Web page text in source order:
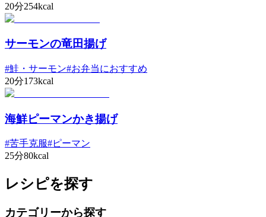
20分254kcal
サーモンの竜田揚げ
#鮭・サーモン#お弁当におすすめ
20分173kcal
海鮮ピーマンかき揚げ
#苦手克服#ピーマン
25分80kcal
レシピを探す
カテゴリーから探す